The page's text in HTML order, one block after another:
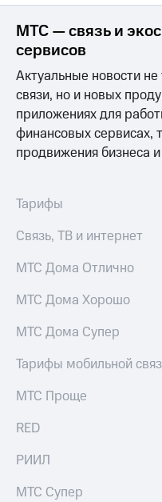
секретарь
Раскрытие
информации
Информация
акционерам
Документы
ПАО
"МТС"
Собрания
акционеров
Личный
Контроль
аудит
акций
Описание
Программа
приобретения
выкупа
акций
Еврооблигации-
МТС — связь и
сервисов
Актуальные новости
связи, но и новых
приложениях для
финансовых сервисах,
продвижения бизнеса
Тарифы
Связь, ТВ и интернет
МТС Дома Отлично
МТС Дома Хорошо
МТС Дома Супер
Тарифы мобильной
МТС Проще
RED
РИИЛ
МТС Супер